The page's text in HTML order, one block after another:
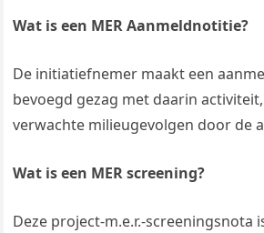
Wat is een MER Aanmeldnotitie?
De initiatiefnemer maakt een
bevoegd gezag met daarin
verwachte milieugevolgen door de
Wat is een MER screening?
Deze project-m.e.r.-screeningsnota